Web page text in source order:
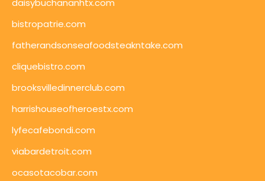
daisybuchananhtx.com
bistropatrie.com
fatherandsonseafoodsteakntake.com
cliquebistro.com
brooksvilledinnerclub.com
harrishouseofheroestx.com
lyfecafebondi.com
viabardetroit.com
ocasotacobar.com